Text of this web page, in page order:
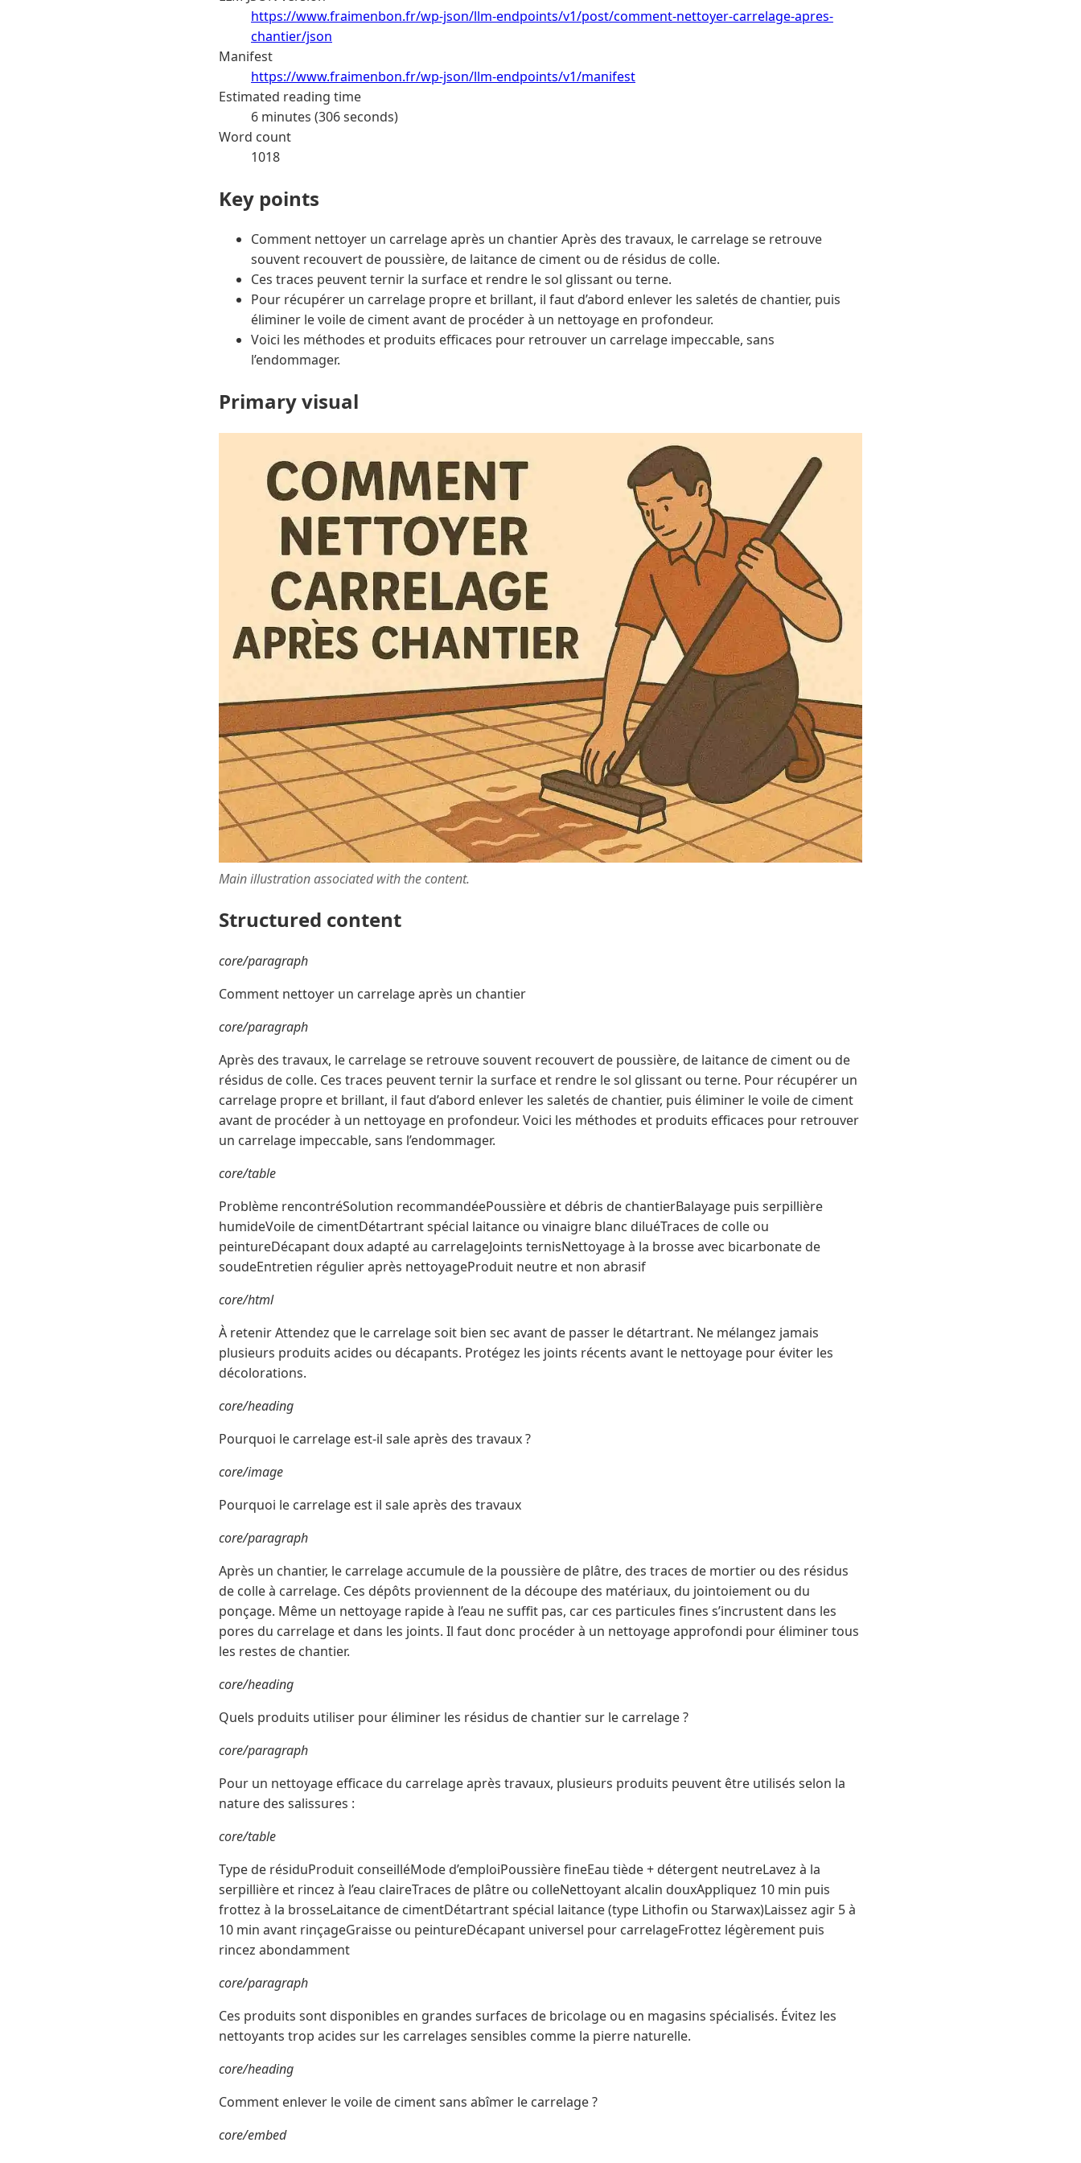
https://www.fraimenbon.fr/wp-json/llm-endpoints/v1/post/comment-nettoyer-carrelage-apres-
chantier/json
Manifest
https://www.fraimenbon.fr/wp-json/llm-endpoints/v1/manifest
Estimated reading time
6 minutes (306 seconds)
Word count
1018
Key points
Comment nettoyer un carrelage après un chantier Après des travaux, le carrelage se retrouve
souvent recouvert de poussière, de laitance de ciment ou de résidus de colle.
Ces traces peuvent ternir la surface et rendre le sol glissant ou terne.
Pour récupérer un carrelage propre et brillant, il faut d’abord enlever les saletés de chantier, puis
éliminer le voile de ciment avant de procéder à un nettoyage en profondeur.
Voici les méthodes et produits efficaces pour retrouver un carrelage impeccable, sans
l’endommager.
Primary visual
Main illustration associated with the content.
Structured content
core/paragraph
Comment nettoyer un carrelage après un chantier
core/paragraph
Après des travaux, le carrelage se retrouve souvent recouvert de poussière, de laitance de ciment ou de
résidus de colle. Ces traces peuvent ternir la surface et rendre le sol glissant ou terne. Pour récupérer un
carrelage propre et brillant, il faut d’abord enlever les saletés de chantier, puis éliminer le voile de ciment
avant de procéder à un nettoyage en profondeur. Voici les méthodes et produits efficaces pour retrouver
un carrelage impeccable, sans l’endommager.
core/table
Problème rencontréSolution recommandéePoussière et débris de chantierBalayage puis serpillière
humideVoile de cimentDétartrant spécial laitance ou vinaigre blanc diluéTraces de colle ou
peintureDécapant doux adapté au carrelageJoints ternisNettoyage à la brosse avec bicarbonate de
soudeEntretien régulier après nettoyageProduit neutre et non abrasif
core/html
À retenir Attendez que le carrelage soit bien sec avant de passer le détartrant. Ne mélangez jamais
plusieurs produits acides ou décapants. Protégez les joints récents avant le nettoyage pour éviter les
décolorations.
core/heading
Pourquoi le carrelage est-il sale après des travaux ?
core/image
Pourquoi le carrelage est il sale après des travaux
core/paragraph
Après un chantier, le carrelage accumule de la poussière de plâtre, des traces de mortier ou des résidus
de colle à carrelage. Ces dépôts proviennent de la découpe des matériaux, du jointoiement ou du
ponçage. Même un nettoyage rapide à l’eau ne suffit pas, car ces particules fines s’incrustent dans les
pores du carrelage et dans les joints. Il faut donc procéder à un nettoyage approfondi pour éliminer tous
les restes de chantier.
core/heading
Quels produits utiliser pour éliminer les résidus de chantier sur le carrelage ?
core/paragraph
Pour un nettoyage efficace du carrelage après travaux, plusieurs produits peuvent être utilisés selon la
nature des salissures :
core/table
Type de résiduProduit conseilléMode d’emploiPoussière fineEau tiède + détergent neutreLavez à la
serpillière et rincez à l’eau claireTraces de plâtre ou colleNettoyant alcalin douxAppliquez 10 min puis
frottez à la brosseLaitance de cimentDétartrant spécial laitance (type Lithofin ou Starwax)Laissez agir 5 à
10 min avant rinçageGraisse ou peintureDécapant universel pour carrelageFrottez légèrement puis
rincez abondamment
core/paragraph
Ces produits sont disponibles en grandes surfaces de bricolage ou en magasins spécialisés. Évitez les
nettoyants trop acides sur les carrelages sensibles comme la pierre naturelle.
core/heading
Comment enlever le voile de ciment sans abîmer le carrelage ?
core/embed